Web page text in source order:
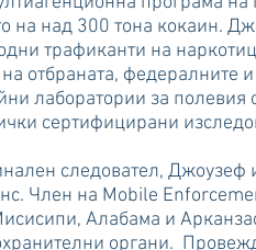
на над 300 тона кокаин.
трафиканти на
отбраната, федералните
лаборатории за
сертифицирани
следовател, Джоузеф
Член на Mobile
Алабама и
органи.